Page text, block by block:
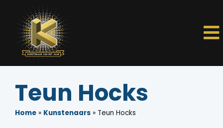
Teun Hocks
Home » Kunstenaars » Teun Hocks